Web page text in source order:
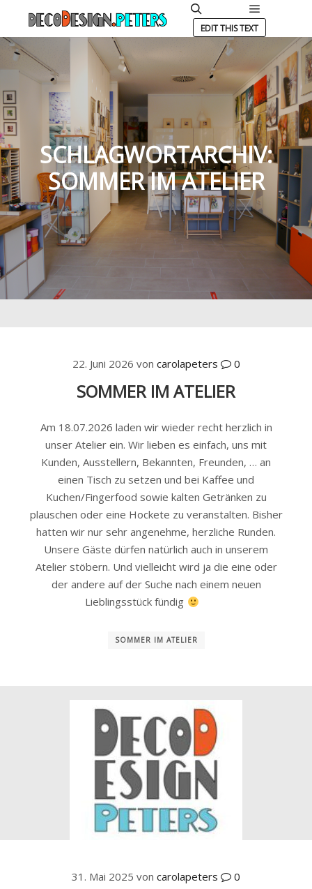
Suchen Hauptmenü
EDIT THIS TEXT
SCHLAGWORTARCHIV:
SOMMER IM ATELIER
22. Juni 2026 von carolapeters 0
SOMMER IM ATELIER
Am 18.07.2026 laden wir wieder recht herzlich in
unser Atelier ein. Wir lieben es einfach, uns mit
Kunden, Ausstellern, Bekannten, Freunden, … an
einen Tisch zu setzen und bei Kaffee und
Kuchen/Fingerfood sowie kalten Getränken zu
plauschen oder eine Hockete zu veranstalten. Bisher
hatten wir nur sehr angenehme, herzliche Runden.
Unsere Gäste dürfen natürlich auch in unserem
Atelier stöbern. Und vielleicht wird ja die eine oder
der andere auf der Suche nach einem neuen
Lieblingsstück fündig
SOMMER IM ATELIER
31. Mai 2025 von carolapeters 0